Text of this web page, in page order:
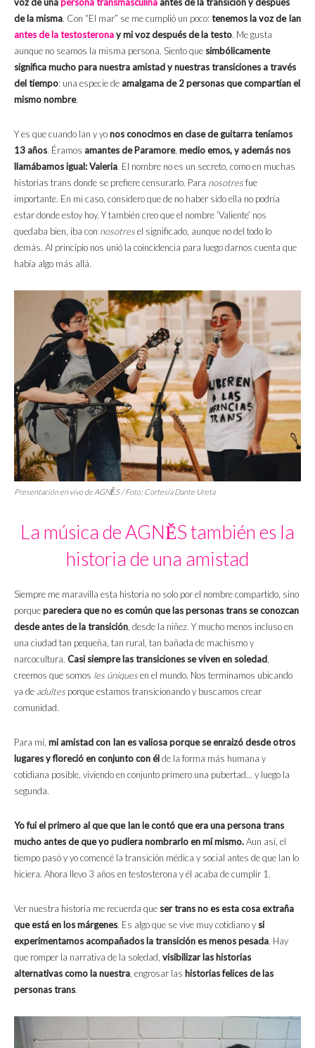
de la misma. Con “El mar” se me cumplió un poco: tenemos la voz de Ian
antes de la testosteronay mi voz después de la testo. Me gusta
aunque no seamos la misma persona. Siento que simbólicamente
significa mucho para nuestra amistad y nuestras transiciones a través
del tiempo: una especie de amalgama de 2 personas que compartían el
mismo nombre.
Y es que cuando Ian y yonos conocimos en clase de guitarra teníamos
13 años. Éramos amantes de Paramore, medio emos, y además nos
llamábamos igual: Valeria. El nombre no es un secreto, como en muchas
historias trans donde se prefiere censurarlo. Para nosotresfue
importante. En mi caso, considero que de no haber sido ella no podría
estar donde estoy hoy. Y también creo que el nombre ‘Valiente’ nos
quedaba bien, iba con nosotresel significado, aunque no del todo lo
demás. Al principio nos unió la coincidencia para luego darnos cuenta que
había algo más allá.
Presentación en vivo de AGNĚS / Foto: Cortesía Dante Ureta
La música de AGNĚS también es la
historia de una amistad
Siempre me maravilla esta historia no solo por el nombre compartido, sino
porquepareciera que no es común que las personas trans se conozcan
desde antes de la transición , desde la niñez. Y mucho menos incluso en
una ciudad tan pequeña, tan rural, tan bañada de machismo y
narcocultura. Casi siempre las transiciones se viven en soledad
creemos que somos les úniquesen el mundo. Nos terminamos ubicando
ya de adultes porque estamos transicionando y buscamos crear
comunidad.
Para mí, mi amistad con Ian es valiosa porque se enraizó desde otros
lugares y floreció en conjunto con élde la forma más humana y
cotidiana posible, viviendo en conjunto primero una pubertad… y luego la
segunda.
Yo fui el primero al que que Ian le contó que era una persona trans
mucho antes de que yo pudiera nombrarlo en mí mismo.Aun así, el
tiempo pasó y yo comencé la transición médica y social antes de que Ian lo
hiciera. Ahora llevo 3 años en testosterona y él acaba de cumplir 1.
Ver nuestra historia me recuerda que ser trans no es esta cosa extraña
que está en los márgenes. Es algo que se vive muy cotidiano y si
experimentamos acompañados la transición es menos pesada. Hay
que romper la narrativa de la soledad, visibilizar las historias
alternativas como la nuestra , engrosar las historias felices de las
personas trans.